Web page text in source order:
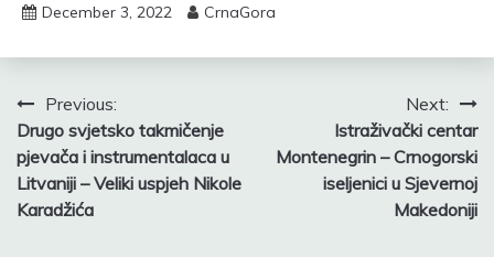
December 3, 2022 CrnaGora
Post
navigation
Previous:
Drugo svjetsko takmičenje
pjevača i instrumentalaca u
Litvaniji – Veliki uspjeh Nikole
Karadžića
Next:
Istraživački centar
Montenegrin – Crnogorski
iseljenici u Sjevernoj
Makedoniji